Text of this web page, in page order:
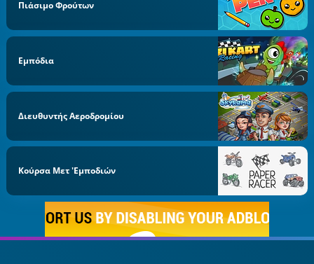
Πιάσιμο Φρούτων
Εμπόδια
Διευθυντής Αεροδρομίου
Κούρσα Μετ 'εμποδιών